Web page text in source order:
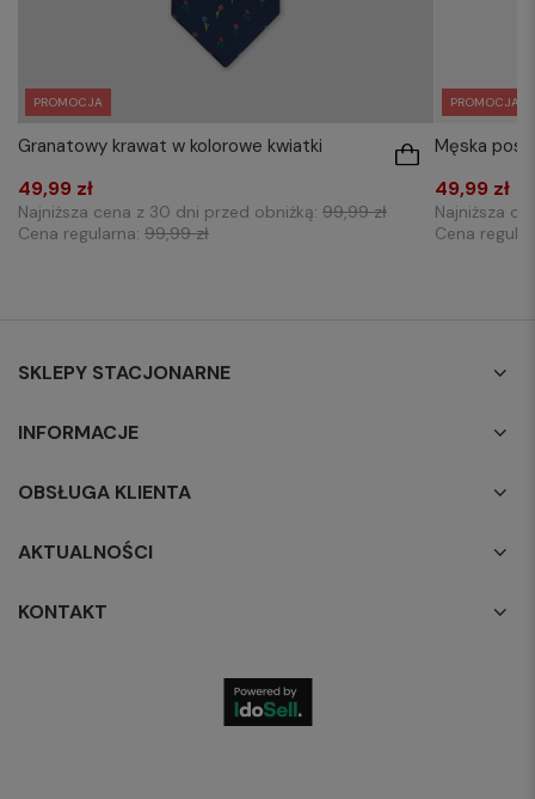
PROMOCJA
Granatowy krawat w kolorowe kwiatki
49,99 zł
Najniższa cena z 30 dni przed obniżką: 99,99 zł
Cena regularna: 99,99 zł
PROMOCJA
Męska
49,99 zł
Najniższa
Cena
SKLEPY STACJONARNE
INFORMACJE
OBSŁUGA KLIENTA
AKTUALNOŚCI
KONTAKT